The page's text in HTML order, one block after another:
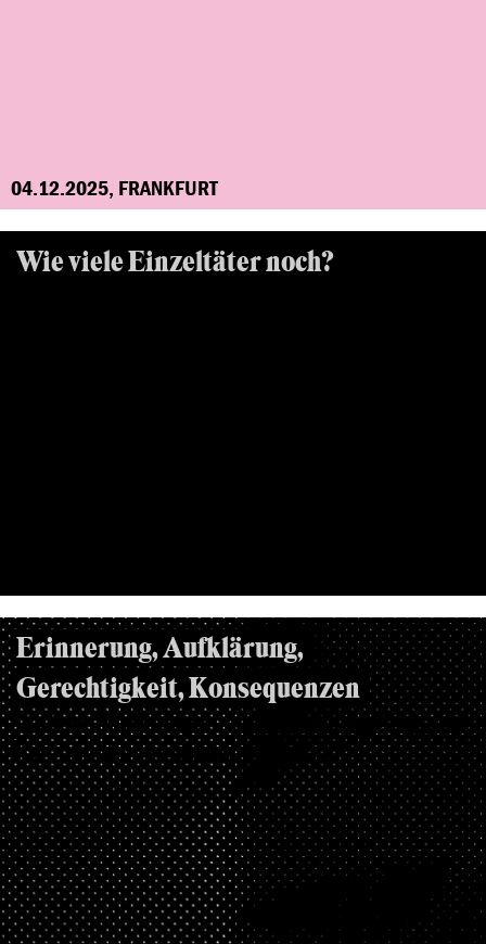
04.12.2025, FRANKFURT
Wie viele Einzeltäter noch?
Erinnerung, Aufklärung,
Gerechtigkeit, Konsequenzen
Welche Maßnahmen zur Bekämpfung von
Rassismus brauchen wir jetzt?